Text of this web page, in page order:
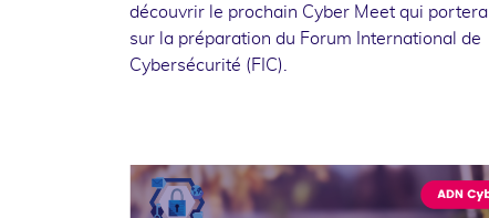
découvrir le prochain Cyber Meet qui portera
sur la préparation du Forum International de
Cybersécurité (FIC).